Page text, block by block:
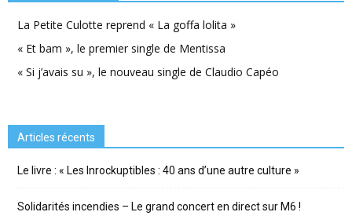
La Petite Culotte reprend « La goffa lolita »
« Et bam », le premier single de Mentissa
« Si j’avais su », le nouveau single de Claudio Capéo
Articles récents
Le livre : « Les Inrockuptibles : 40 ans d’une autre culture »
Solidarités incendies – Le grand concert en direct sur M6 !